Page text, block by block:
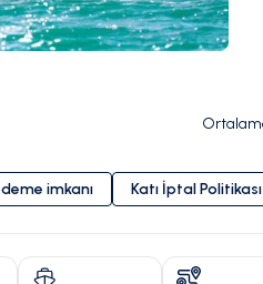
imkanı Katı İptal Politikası